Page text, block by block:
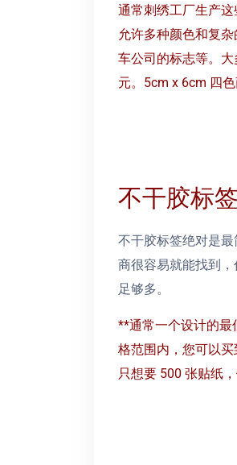
通常刺绣工厂生产
允许多种颜色和复
车公司的标志等。
元。5cm x 6cm 四
不干胶标签
不干胶标签绝对是
商很容易就能找到
足够多。
**通常一个设计的最
格范围内，您可以
只想要 500 张贴纸